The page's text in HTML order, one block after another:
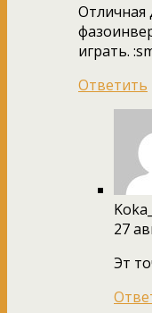
Отличная
играть.
Ответить
27
Эт